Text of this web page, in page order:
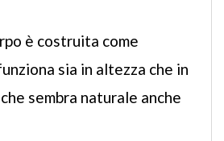
è costruita come
sia in altezza che in
sembra naturale anche